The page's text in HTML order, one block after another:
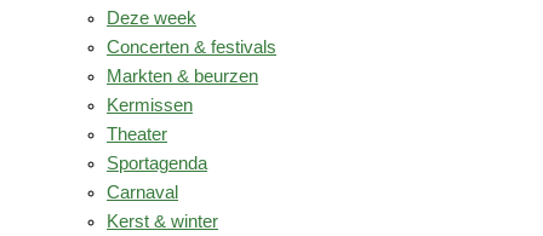
Deze week
Concerten & festivals
Markten & beurzen
Kermissen
Theater
Sportagenda
Carnaval
Kerst & winter